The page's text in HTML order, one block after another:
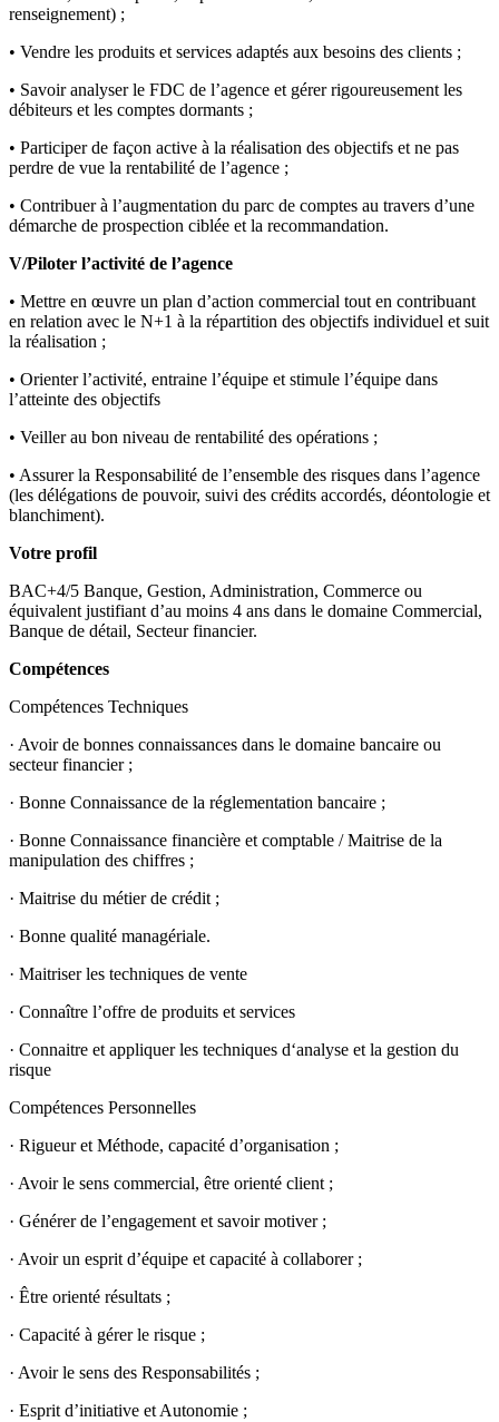
renseignement) ;
• Vendre les produits et services adaptés aux besoins des clients ;
• Savoir analyser le FDC de l’agence et gérer rigoureusement les
débiteurs et les comptes dormants ;
• Participer de façon active à la réalisation des objectifs et ne pas
perdre de vue la rentabilité de l’agence ;
• Contribuer à l’augmentation du parc de comptes au travers d’une
démarche de prospection ciblée et la recommandation.
V/Piloter l’activité de l’agence
• Mettre en œuvre un plan d’action commercial tout en contribuant
en relation avec le N+1 à la répartition des objectifs individuel et suit
la réalisation ;
• Orienter l’activité, entraine l’équipe et stimule l’équipe dans
l’atteinte des objectifs
• Veiller au bon niveau de rentabilité des opérations ;
• Assurer la Responsabilité de l’ensemble des risques dans l’agence
(les délégations de pouvoir, suivi des crédits accordés, déontologie et
blanchiment).
Votre profil
BAC+4/5 Banque, Gestion, Administration, Commerce ou
équivalent justifiant d’au moins 4 ans dans le domaine Commercial,
Banque de détail, Secteur financier.
Compétences
Compétences Techniques
· Avoir de bonnes connaissances dans le domaine bancaire ou
secteur financier ;
· Bonne Connaissance de la réglementation bancaire ;
· Bonne Connaissance financière et comptable / Maitrise de la
manipulation des chiffres ;
· Maitrise du métier de crédit ;
· Bonne qualité managériale.
· Maitriser les techniques de vente
· Connaître l’offre de produits et services
· Connaitre et appliquer les techniques d‘analyse et la gestion du
risque
Compétences Personnelles
· Rigueur et Méthode, capacité d’organisation ;
· Avoir le sens commercial, être orienté client ;
· Générer de l’engagement et savoir motiver ;
· Avoir un esprit d’équipe et capacité à collaborer ;
· Être orienté résultats ;
· Capacité à gérer le risque ;
· Avoir le sens des Responsabilités ;
· Esprit d’initiative et Autonomie ;